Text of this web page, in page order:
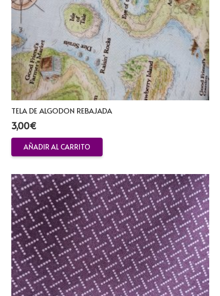
TELA DE ALGODON REBAJADA
3,00€
AÑADIR AL CARRITO